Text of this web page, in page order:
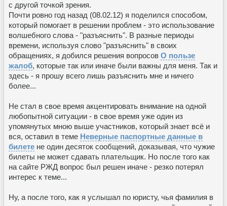
с другой точкой зрения.
Почти ровно год назад (08.02.12) я поделился способом,
который помогает в решении проблем - это использование
волшебного слова - "разъяснить". В разные периоды
времени, используя слово "разъяснить" в своих
обращениях, я добился решения вопросов О пользе
жалоб, которые так или иначе были важны для меня. Так и
здесь - я прошу всего лишь разъяснить мне и ничего
более...
Не стал в свое время акцентировать внимание на одной
любопытной ситуации - в свое время уже один из
упомянутых мною выше участников, который знает всё и
вся, оставил в теме Неверные паспортные данные в
билете не один десяток сообщений, доказывая, что чужие
билеты не может сдавать плательщик. Но после того как
на сайте РЖД вопрос был решен иначе - резко потерял
интерес к теме...
Ну, а после того, как я услышал по юристу, чья фамилия в